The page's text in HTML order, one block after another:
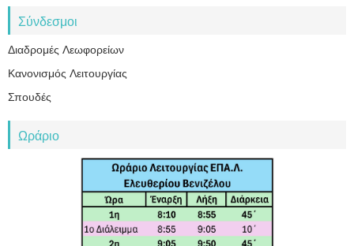
Σύνδεσμοι
Διαδρομές Λεωφορείων
Κανονισμός Λειτουργίας
Σπουδές
Ωράριο